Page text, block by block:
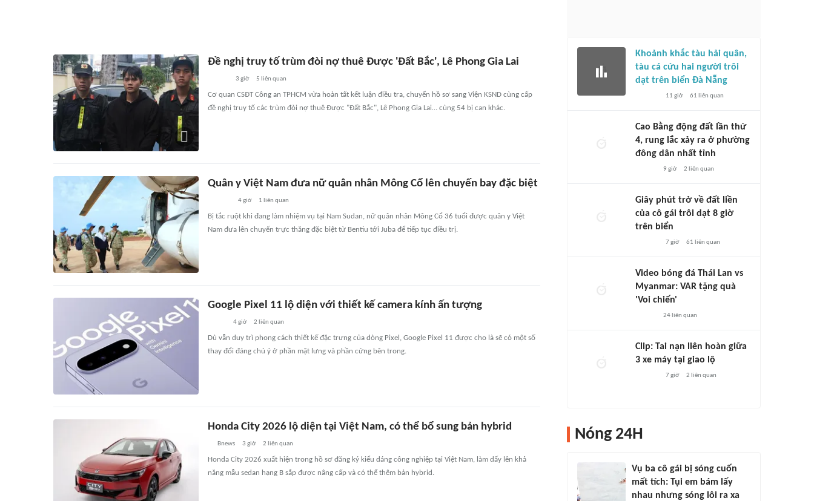
Đề nghị truy tố trùm đòi nợ thuê Được 'Đất Bắc', Lê Phong Gia Lai
3 giờ 5 liên quan
Cơ quan CSĐT Công an TPHCM vừa hoàn tất kết luận điều tra, chuyển hồ sơ sang Viện KSND cùng cấp
đề nghị truy tố các trùm đòi nợ thuê Được "Đất Bắc", Lê Phong Gia Lai… cùng 54 bị can khác.
Quân y Việt Nam đưa nữ quân nhân Mông Cổ lên chuyến bay đặc biệt
4 giờ 1 liên quan
Bị tắc ruột khi đang làm nhiệm vụ tại Nam Sudan, nữ quân nhân Mông Cổ 36 tuổi được quân y Việt
Nam đưa lên chuyến trực thăng đặc biệt từ Bentiu tới Juba để tiếp tục điều trị.
Google Pixel 11 lộ diện với thiết kế camera kính ấn tượng
4 giờ 2 liên quan
Dù vẫn duy trì phong cách thiết kế đặc trưng của dòng Pixel, Google Pixel 11 được cho là sẽ có một số
thay đổi đáng chú ý ở phần mặt lưng và phần cứng bên trong.
Honda City 2026 lộ diện tại Việt Nam, có thể bổ sung bản hybrid
Bnews 3 giờ 2 liên quan
Honda City 2026 xuất hiện trong hồ sơ đăng ký kiểu dáng công nghiệp tại Việt Nam, làm dấy lên khả
năng mẫu sedan hạng B sắp được nâng cấp và có thể thêm bản hybrid.
Khoảnh khắc tàu hải quân,
tàu cá cứu hai người trôi
dạt trên biển Đà Nẵng
11 giờ 61 liên quan
Cao Bằng động đất lần thứ
4, rung lắc xảy ra ở phường
đông dân nhất tỉnh
9 giờ 2 liên quan
Giây phút trở về đất liền
của cô gái trôi dạt 8 giờ
trên biển
7 giờ 61 liên quan
Video bóng đá Thái Lan vs
Myanmar: VAR tặng quà
'Voi chiến'
24liên quan
Clip: Tai nạn liên hoàn giữa
3 xe máy tại giao lộ
7 giờ 2 liên quan
Nóng 24H
Vụ ba cô gái bị sóng cuốn
mất tích: Tụi em bám lấy
nhau nhưng sóng lôi ra xa